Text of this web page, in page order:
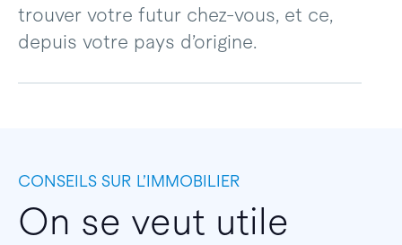
trouver votre futur chez-vous, et ce,
depuis votre pays d’origine.
CONSEILS SUR L’IMMOBILIER
On se veut utile